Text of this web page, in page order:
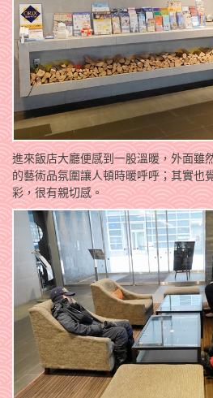
進來飯店大廳便感到一股溫暖，外面雖
的藝術品氛圍讓人頓時暖呼呼；其實也
彩，很有親切感。